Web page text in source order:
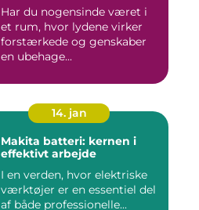
Har du nogensinde været i
et rum, hvor lydene virker
forstærkede og genskaber
en ubehage...
14. jan
Makita batteri: kernen i
effektivt arbejde
I en verden, hvor elektriske
værktøjer er en essentiel del
af både professionelle...